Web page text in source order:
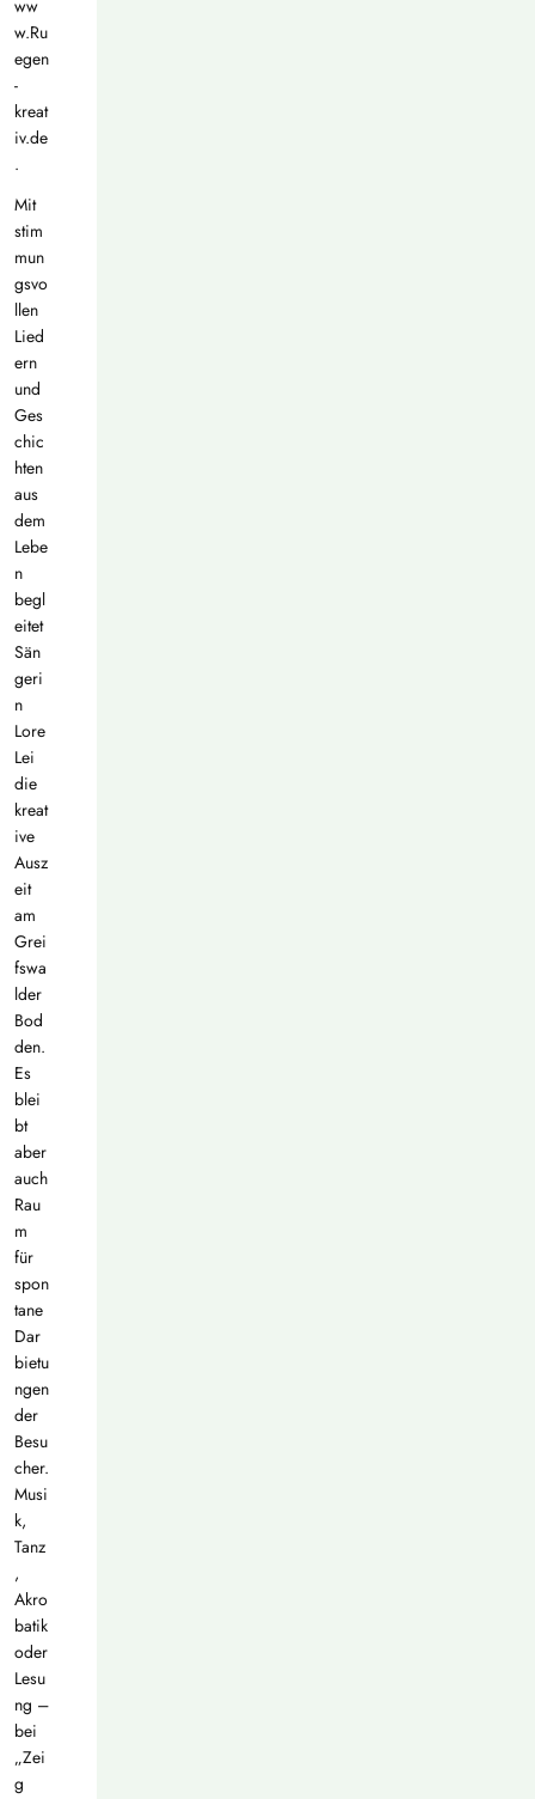
ww
w.Ru
egen
-
kreat
iv.de
.
Mit
stim
mun
gsvo
llen
Lied
ern
und
Ges
chic
hten
aus
dem
Lebe
n
begl
eitet
Sän
geri
n
Lore
Lei
die
kreat
ive
Ausz
eit
am
Grei
fswa
lder
Bod
den.
Es
blei
bt
aber
auch
Rau
m
für
spon
tane
Dar
bietu
ngen
der
Besu
cher.
Musi
k,
Tanz
,
Akro
batik
oder
Lesu
ng –
bei
„Zei
g